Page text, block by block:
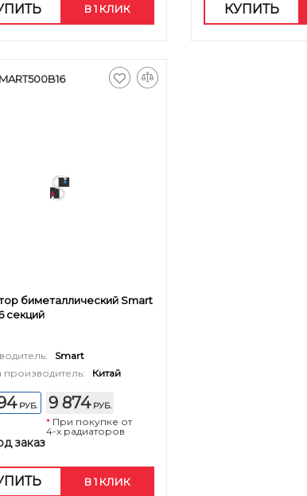
В 1 КЛИК КУПИТЬ
биметаллический Smart
секций
Smart
производитель:
Китай
РУБ. 9 874 РУБ.
* При покупке от
4-х радиаторов
заказ
В 1 КЛИК